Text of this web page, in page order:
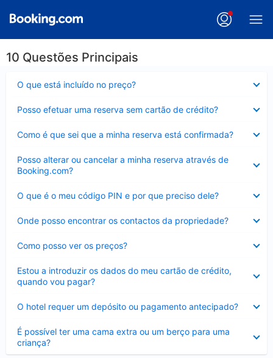
10 Questões Principais
O que está incluído no preço?
fechado
Posso efetuar uma reserva sem cartão de crédito?
fechado
Como é que sei que a minha reserva está confirmada?
fechado
Posso alterar ou cancelar a minha reserva através de
Booking.com?
fechado
O que é o meu código PIN e por que preciso dele?
fechado
Onde posso encontrar os contactos da propriedade?
fechado
Como posso ver os preços?
fechado
Estou a introduzir os dados do meu cartão de crédito,
quando vou pagar?
fechado
O hotel requer um depósito ou pagamento antecipado?
fechado
É possível ter uma cama extra ou um berço para uma
criança?
Elemento
fechado